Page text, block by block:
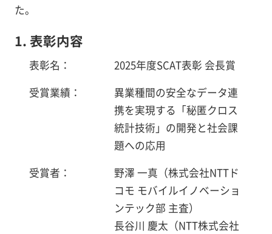
た。
1. 表彰内容
表彰名：
2025年度SCAT表彰 会長賞
受賞業績：
異業種間の安全なデータ連
携を実現する「秘匿クロス
統計技術」の開発と社会課
題への応用
受賞者：
野澤 一真（株式会社NTTド
コモ モバイルイノベーショ
ンテック部 主査）
長谷川 慶太（NTT株式会社